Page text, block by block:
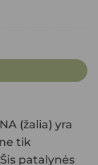
(žalia) yra
tik
patalynės